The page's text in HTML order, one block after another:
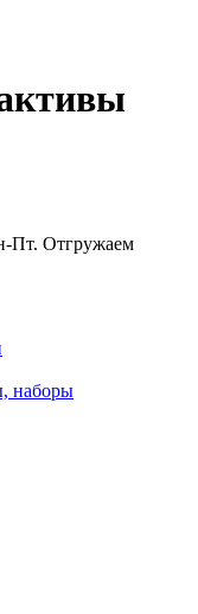
Пт. Отгружаем
наборы